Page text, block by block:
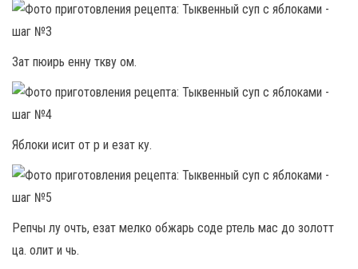
Зат пюирь енну ткву ом.
Яблоки исит от р и езат ку.
Репчы лу очть, езат мелко обжарь соде ртель мас до золотт
ца. олит и чь.